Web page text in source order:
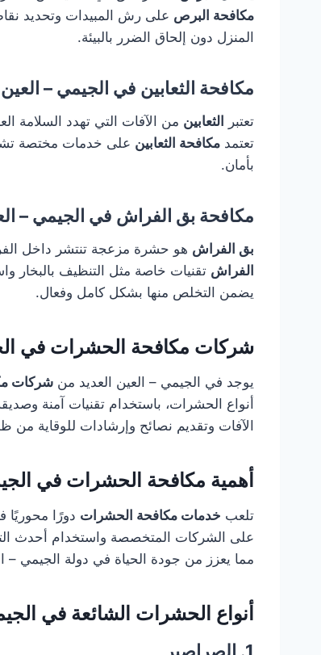
مكافحة البرص على رش المبيدات وتحديد
المنزل دون إلحاق الضرر بالبيئة.
مكافحة الثعابين في الجيمي – العين
تعتبر الثعابين من الآفات التي تهدد السلامة
تعتمدمكافحة الثعابين على خدمات مختصة
بأمان.
مكافحة بق الفراش في الجيمي –
بق الفراش هو حشرة مزعجة تنتشر داخل
الفراش تقنيات خاصة مثل التنظيف بالبخار
يضمن التخلص منها بشكل كامل وفعال.
شركات مكافحة الحشرات في
يوجد في الجيمي – العين العديد منشركات
أنواع الحشرات، باستخدام تقنيات آمنة
الآفات وتقديم نصائح وإرشادات للوقاية
أهمية مكافحة الحشرات في
تلعب خدمات مكافحة الحشرات دورًا محوريًا
على الشركات المتخصصة واستخدام أحدث
مما يعزز من جودة الحياة في دولة الجيمي –
أنواع الحشرات الشائعة في